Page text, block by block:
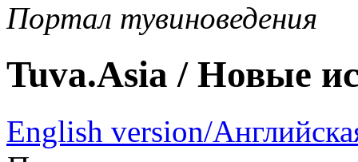
Портал тувиноведения
Tuva.Asia / Новые
English version/